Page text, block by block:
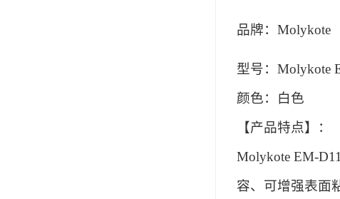
品牌：
型号：
颜色：白
【产品特点】：
Molykote EM-
容、可增强表面